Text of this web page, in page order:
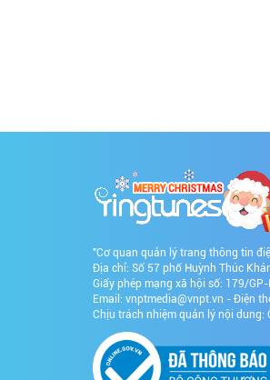
"Cơ quan quản lý trang thông tin
Địa chỉ: Số 57 phố Huỳnh Thúc
Giấy phép mạng xã hội số: 179/
Email: vnptmedia@vnpt.vn - Điện
Chịu trách nhiệm quản lý nội dung: